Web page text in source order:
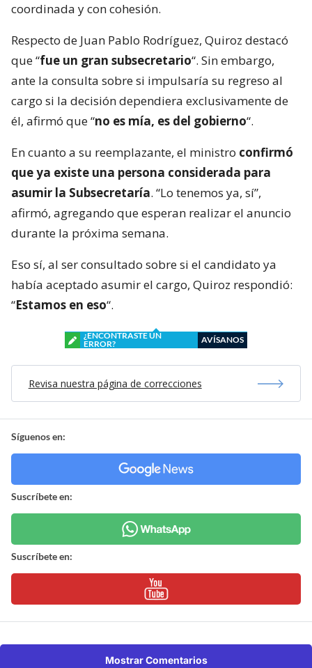
coordinada y con cohesión.
Respecto de Juan Pablo Rodríguez, Quiroz destacó
que “fue un gran subsecretario“. Sin embargo,
ante la consulta sobre si impulsaría su regreso al
cargo si la decisión dependiera exclusivamente de
él, afirmó que “no es mía, es del gobierno“.
En cuanto a su reemplazante, el ministro confirmó
que ya existe una persona considerada para
asumir la Subsecretaría. “Lo tenemos ya, sí”,
afirmó, agregando que esperan realizar el anuncio
durante la próxima semana.
Eso sí, al ser consultado sobre si el candidato ya
había aceptado asumir el cargo, Quiroz respondió:
“Estamos en eso“.
¿ENCONTRASTE UN
ERROR?
AVÍSANOS
Revisa nuestra página de correcciones
Síguenos en:
Suscríbete en:
Suscríbete en:
Mostrar Comentarios